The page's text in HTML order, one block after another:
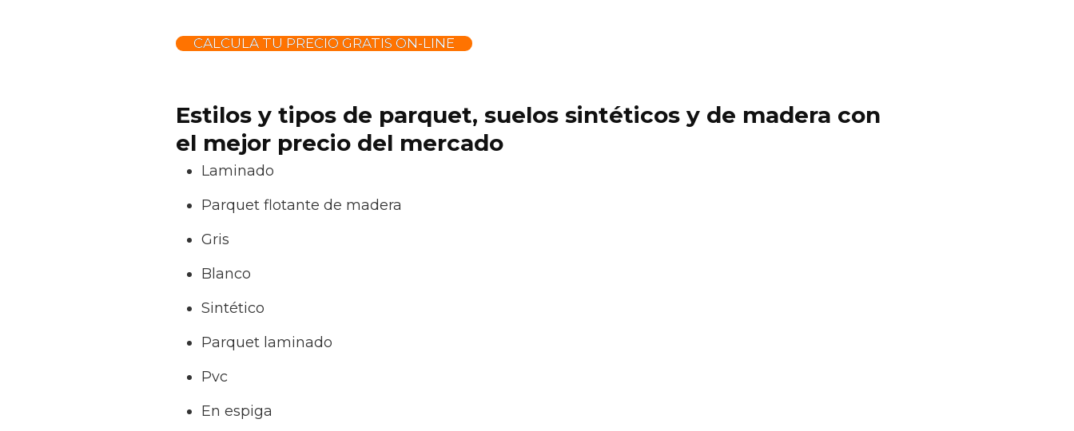
CALCULA TU PRECIO GRATIS ON-LINE
Estilos y tipos de parquet, suelos sintéticos y de madera con
el mejor precio del mercado
Laminado
Parquet flotante de madera
Gris
Blanco
Sintético
Parquet laminado
Pvc
En espiga